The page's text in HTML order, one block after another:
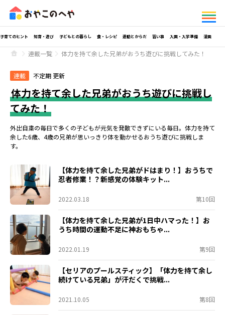
子育てのヒント 知育・遊び 子どもとの暮らし 食・レシピ 運動とからだ 習い事 入園・入学準備 漫画
連載一覧 体力を持て余した兄弟がおうち遊びに挑戦してみた！
連載 不定期 更新
体力を持て余した兄弟がおうち遊びに挑戦し
てみた！
外出自粛の毎日で多くの子どもが元気を発散できずにいる毎日。体力を持て
余した6歳、4歳の兄弟が思いっきり体を動かせるおうち遊びに挑戦しま
す。
【体力を持て余した兄弟がドはまり！】おうちで
忍者修業！？新感覚の体験キット...
2022.03.18 第10回
【体力を持て余した兄弟が1日中ハマった！】お
うち時間の運動不足に神おもちゃ...
2022.01.19 第9回
【セリアのプールスティック】「体力を持て余し
続けている兄弟」が汗だくで挑戦...
2021.10.05 第8回